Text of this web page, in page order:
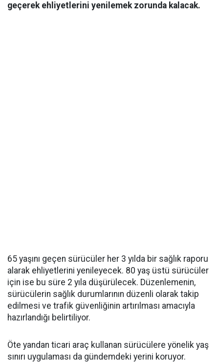
geçerek ehliyetlerini yenilemek zorunda kalacak.
65 yaşını geçen sürücüler her 3 yılda bir sağlık raporu
alarak ehliyetlerini yenileyecek. 80 yaş üstü sürücüler
için ise bu süre 2 yıla düşürülecek. Düzenlemenin,
sürücülerin sağlık durumlarının düzenli olarak takip
edilmesi ve trafik güvenliğinin artırılması amacıyla
hazırlandığı belirtiliyor.
Öte yandan ticari araç kullanan sürücülere yönelik yaş
sınırı uygulaması da gündemdeki yerini koruyor.